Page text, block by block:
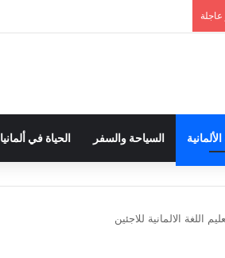
عاجلة
السياحة والسفر الحياة في ألمانيا
اللغة الالمانية للاجئين